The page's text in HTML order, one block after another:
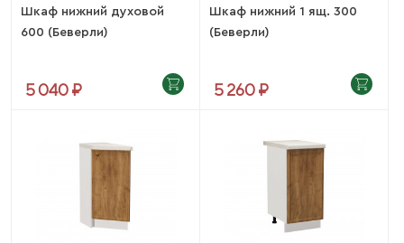
Шкаф нижний духовой
600 (Беверли)
5 040 ₽
Шкаф нижний 1 ящ. 300
(Беверли)
5 260 ₽